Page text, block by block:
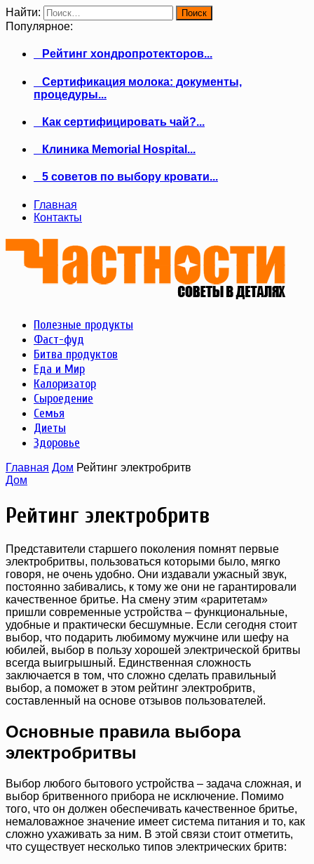
Найти:
Популярное:
Рейтинг хондропротекторов...
Сертификация молока: документы,
процедуры...
Как сертифицировать чай?...
Клиника Memorial Hospital...
5 советов по выбору кровати...
Главная
Контакты
Полезные продукты
Фаст-фуд
Битва продуктов
Еда и Мир
Калоризатор
Сыроедение
Семья
Диеты
Здоровье
Главная Дом Рейтинг электробритв
Дом
Рейтинг электробритв
Представители старшего поколения помнят первые
электробритвы, пользоваться которыми было, мягко
говоря, не очень удобно. Они издавали ужасный звук,
постоянно забивались, к тому же они не гарантировали
качественное бритье. На смену этим «раритетам»
пришли современные устройства – функциональные,
удобные и практически бесшумные. Если сегодня стоит
выбор, что подарить любимому мужчине или шефу на
юбилей, выбор в пользу хорошей электрической бритвы
всегда выигрышный. Единственная сложность
заключается в том, что сложно сделать правильный
выбор, а поможет в этом рейтинг электробритв,
составленный на основе отзывов пользователей.
Основные правила выбора
электробритвы
Выбор любого бытового устройства – задача сложная, и
выбор бритвенного прибора не исключение. Помимо
того, что он должен обеспечивать качественное бритье,
немаловажное значение имеет система питания и то, как
сложно ухаживать за ним. В этой связи стоит отметить,
что существует несколько типов электрических бритв: